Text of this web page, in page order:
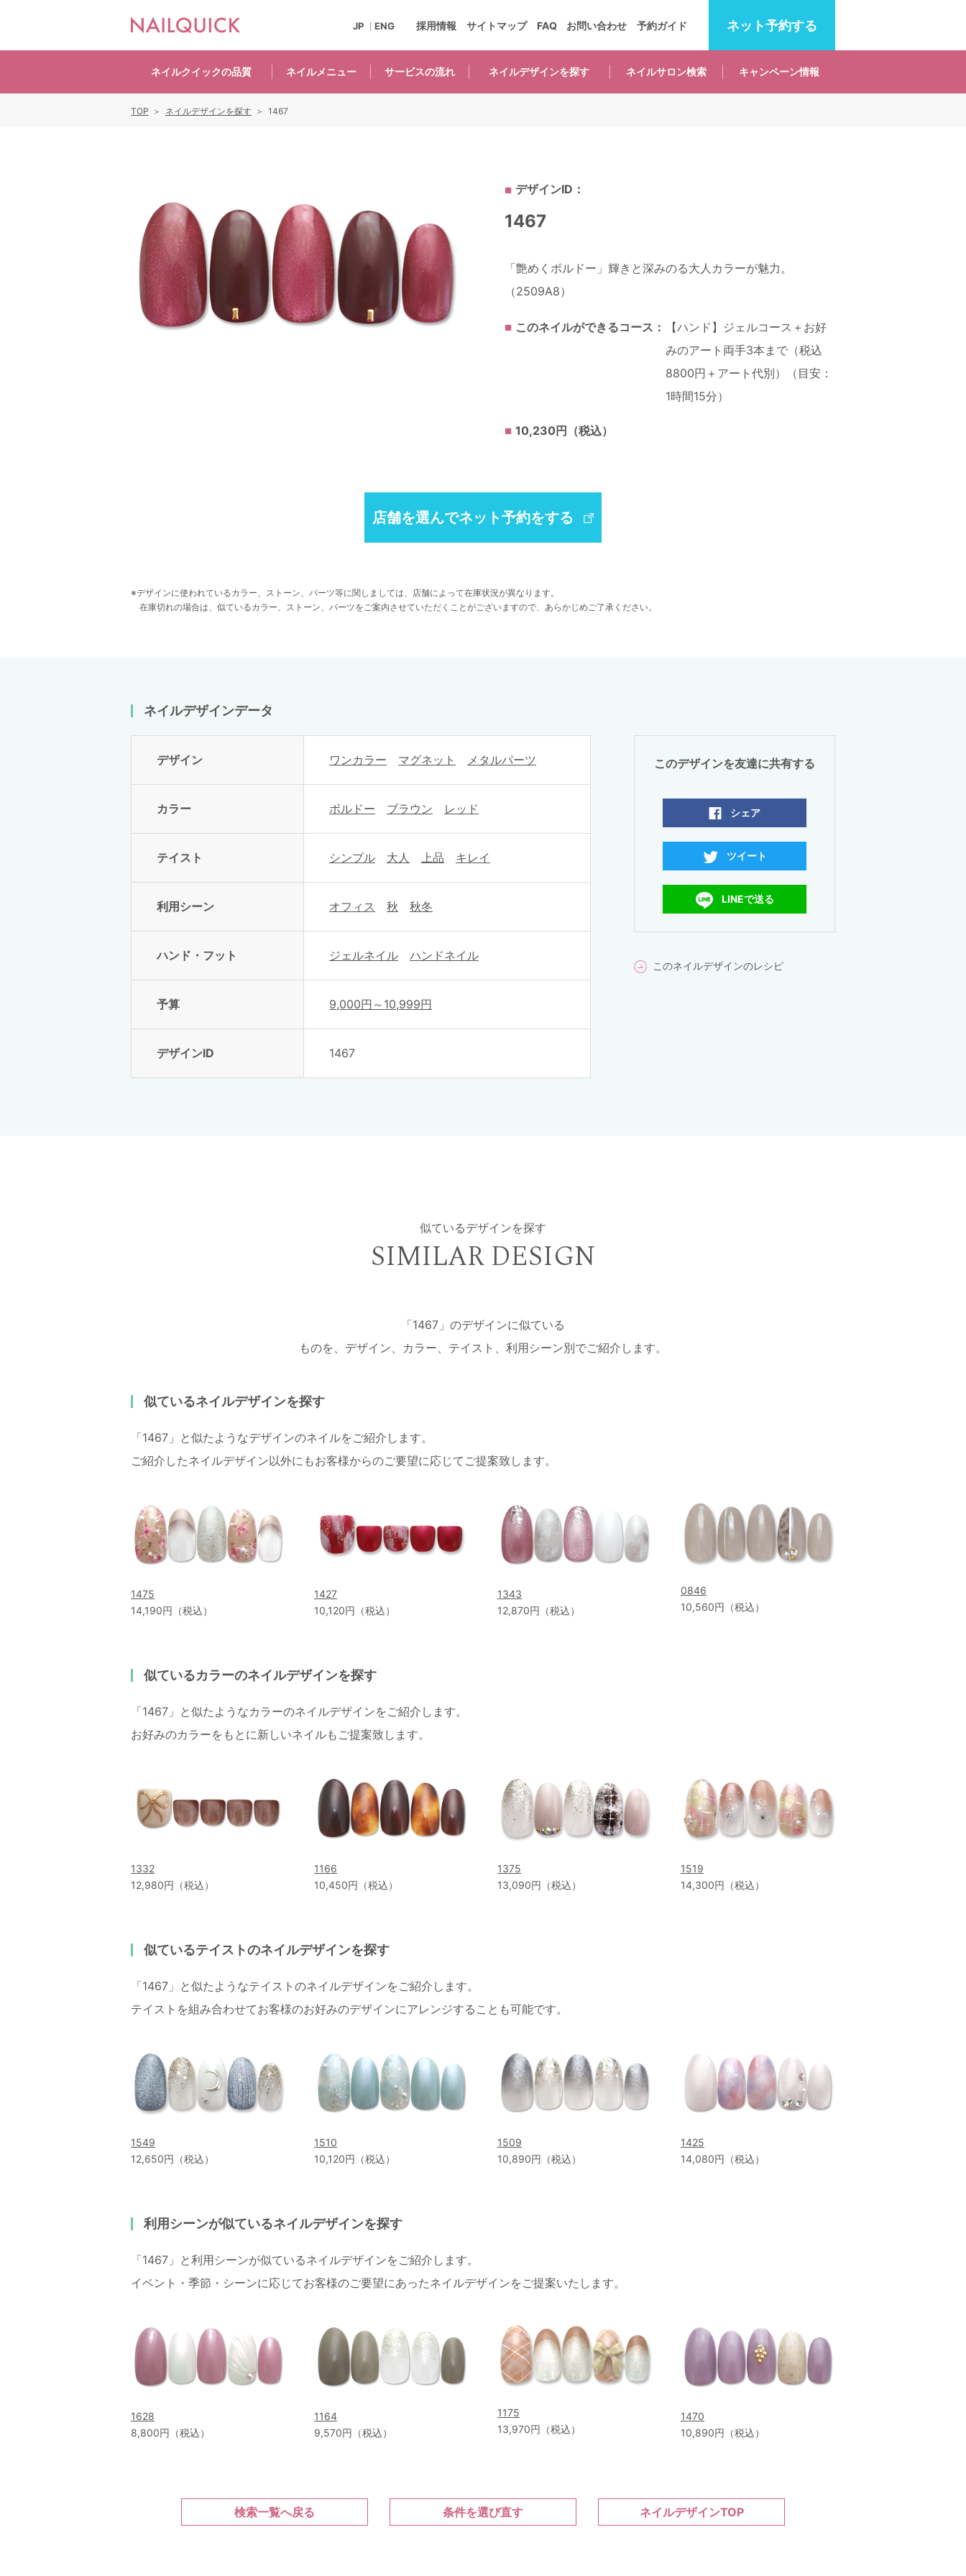
ネット予約する
ネイルクイックの品質 ネイルメニュー サービスの流れ ネイルデザインを探す ネイルサロン検索 キャンペーン情報
採用情報 サイトマップ FAQ お問い合わせ 予約ガイド
JP ENG
デザインID：
1467
「艶めくボルドー」輝きと深みのる大人カラーが魅力。
（2509A8）
このネイルができるコース：
【ハンド】ジェルコース＋お好
みのアート両手3本まで（税込
8800円＋アート代別）（目安：
1時間15分）
10,230円（税込）
店舗を選んでネット予約をする
デザインに使われているカラー、ストーン、パーツ等に関しましては、店舗によって在庫状況が異なります。
在庫切れの場合は、似ているカラー、ストーン、パーツをご案内させていただくことがございますので、あらかじめご了承ください。
ネイルデザインデータ
デザイン ワンカラー マグネット メタルパーツ
カラー ボルドー ブラウン レッド
テイスト シンプル 大人 上品 キレイ
利用シーン オフィス 秋 秋冬
ハンド・フット ジェルネイル ハンドネイル
予算 9,000円～10,999円
デザインID 1467
このデザインを友達に共有する
シェア
ツイート
LINEで送る
このネイルデザインのレシピ
似ているデザインを探す
SIMILAR DESIGN
「1467」のデザインに似ている
ものを、デザイン、カラー、テイスト、利用シーン別でご紹介します。
似ているネイルデザインを探す
「1467」と似たようなデザインのネイルをご紹介します。
ご紹介したネイルデザイン以外にもお客様からのご要望に応じてご提案致します。
1475
14,190円（税込）
1427
10,120円（税込）
1343
12,870円（税込）
0846
10,560円（税込）
似ているカラーのネイルデザインを探す
「1467」と似たようなカラーのネイルデザインをご紹介します。
お好みのカラーをもとに新しいネイルもご提案致します。
1332
12,980円（税込）
1166
10,450円（税込）
1375
13,090円（税込）
1519
14,300円（税込）
似ているテイストのネイルデザインを探す
「1467」と似たようなテイストのネイルデザインをご紹介します。
テイストを組み合わせてお客様のお好みのデザインにアレンジすることも可能です。
1549
12,650円（税込）
1510
10,120円（税込）
1509
10,890円（税込）
1425
14,080円（税込）
利用シーンが似ているネイルデザインを探す
「1467」と利用シーンが似ているネイルデザインをご紹介します。
イベント・季節・シーンに応じてお客様のご要望にあったネイルデザインをご提案いたします。
1628
8,800円（税込）
1164
9,570円（税込）
1175
13,970円（税込）
1470
10,890円（税込）
検索一覧へ戻る 条件を選び直す ネイルデザインTOP
TOP ネイルデザインを探す 1467